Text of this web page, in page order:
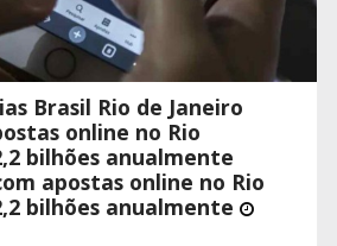
Brasil Rio de Janeiro
online no Rio
bilhões anualmente
apostas online no Rio
bilhões anualmente